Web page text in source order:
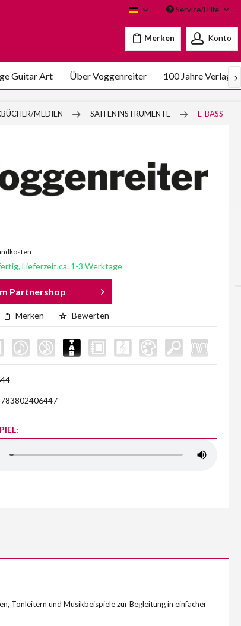
VoggenreiterService/Hilfe
Merken Konto
Guitar Art Über Voggenreiter 100 Jahre
MEDIEN SAITENINSTRUMENTE E-BASS
Lieferzeit ca. 1-3 Werktage
Partnershop
Merken Bewerten
Tonleitern und Musikbeispiele zur Begleitung in einfacher